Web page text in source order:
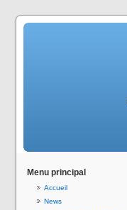
Menu principal
Accueil
News